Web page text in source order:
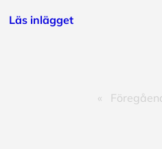
Läs inlägget